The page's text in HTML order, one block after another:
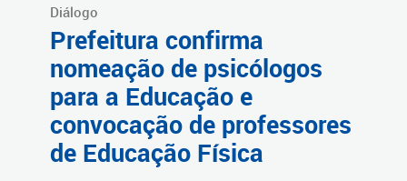
Diálogo
Prefeitura confirma
nomeação de psicólogos
para a Educação e
convocação de professores
de Educação Física